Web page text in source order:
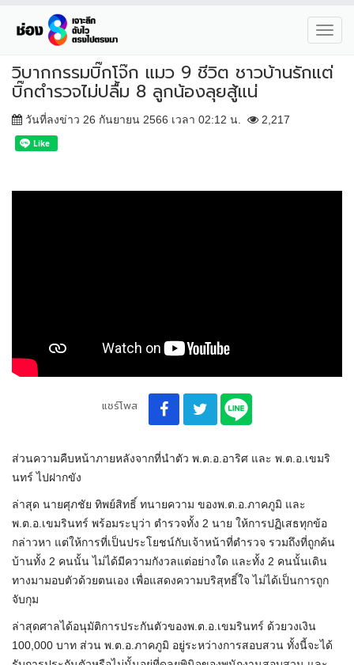
วิบากกรรมบิ๊กโจ๊ก แมว 9 ชีวิต ชาวบ้านรักแต่
บิ๊กตำรวจไม่ปลื้ม 8 ลูกน้องลุยสู้แน่
วันที่ลงข่าว 26 กันยายน 2566 เวลา 02:12 น. 2,217
แชร์โพส
ส่วนความคืบหน้าภายหลังจากที่นำตัว พ.ต.อ.อาริศ และ พ.ต.อ.เขมริ
นทร์ ไปฝากขัง
ล่าสุด นายศุภชัย ทิพย์สิทธิ์ ทนายความ ของพ.ต.อ.ภาคภูมิ และ
พ.ต.อ.เขมรินทร์ พร้อมระบุว่า ตำรวจทั้ง 2 นาย ให้การปฏิเสธทุกข้อ
กล่าวหา แต่ให้การที่เป็นประโยชน์กับเจ้าหน้าที่ตำรวจ รวมถึงที่ถูกค้น
บ้านทั้ง 2 คนนั้น ไม่ได้มีความกังวลแต่อย่างใด และทั้ง 2 คนนั้นเดิน
ทางมามอบตัวด้วยตนเอง เพื่อแสดงความบริสุทธิ์ใจ ไม่ได้เป็นการถูก
จับกุม
ล่าสุดศาลได้อนุมัติการประกันตัวของพ.ต.อ.เขมรินทร์ ด้วยวงเงิน
100,000 บาท ส่วน พ.ต.อ.ภาคภูมิ อยู่ระหว่างการสอบสวน ทั้งนี้จะได้